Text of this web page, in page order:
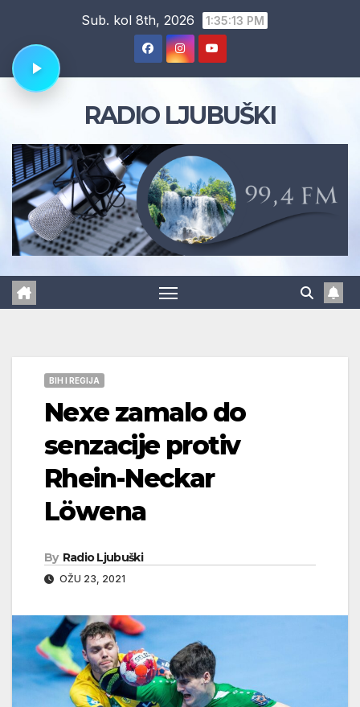
content
Sub. kol 8th, 2026 1:35:14 PM
RADIO LJUBUŠKI
BIH I REGIJA
Nexe zamalo do
senzacije protiv
Rhein-Neckar
Löwena
By Radio Ljubuški
OŽU 23, 2021